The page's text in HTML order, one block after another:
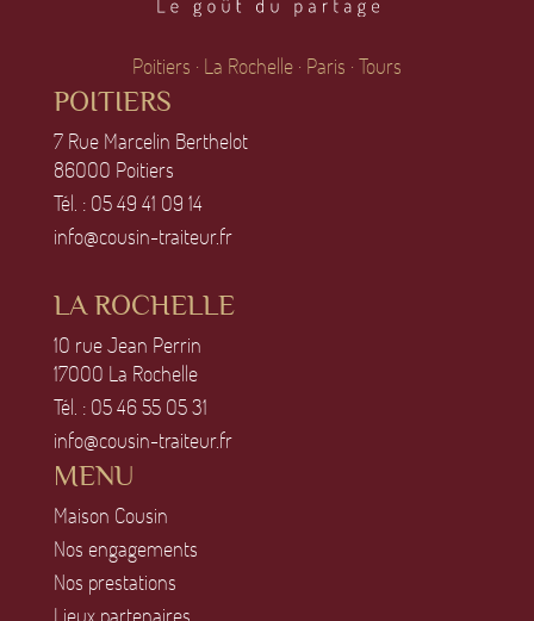
Poitiers · La Rochelle · Paris · Tours
POITIERS
7 Rue Marcelin Berthelot
86OOO Poitiers
Tél. : O5 49 41 O9 14
info@cousin-traiteur.fr
LA ROCHELLE
1O rue Jean Perrin
17OOO La Rochelle
Tél. : O5 46 55 O5 31
info@cousin-traiteur.fr
MENU
Maison Cousin
Nos engagements
Nos prestations
Lieux partenaires